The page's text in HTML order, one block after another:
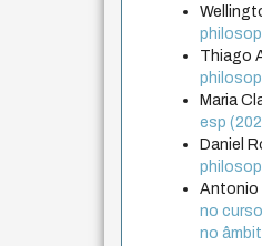
Thiago
Maria
esp
Daniel
Antonio
no
no